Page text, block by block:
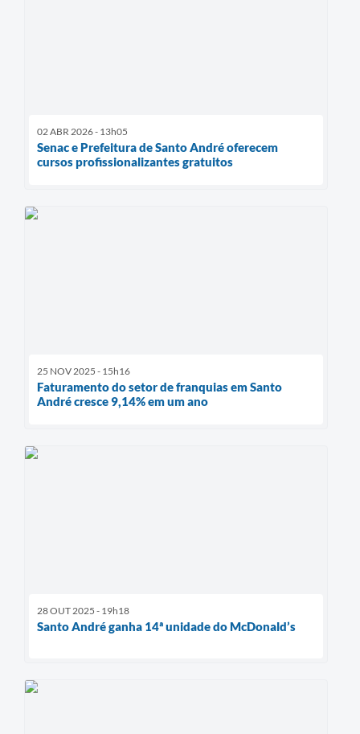
02 ABR 2026 - 13h05
Senac e Prefeitura de Santo André oferecem
cursos profissionalizantes gratuitos
25 NOV 2025 - 15h16
Faturamento do setor de franquias em Santo
André cresce 9,14% em um ano
28 OUT 2025 - 19h18
Santo André ganha 14ª unidade do McDonald’s